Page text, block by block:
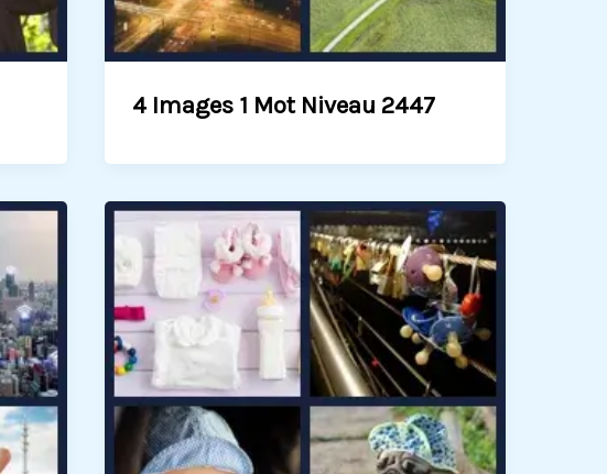
4 Images 1 Mot Niveau 2447